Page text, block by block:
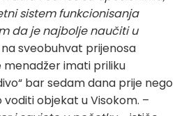
sistem funkcionisanja
da je najbolje naučiti u
sveobuhvat prijenosa
menadžer imati priliku
bar sedam dana prije nego
objekat u Visokom. –